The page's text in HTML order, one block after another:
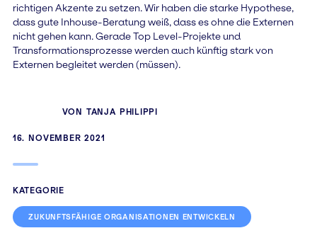
VON TANJA PHILIPPI
16. NOVEMBER 2021
KATEGORIE
ZUKUNFTSFÄHIGE ORGANISATIONEN ENTWICKELN
richtigen Akzente zu setzen. Wir haben die starke Hypothese,
dass gute Inhouse-Beratung weiß, dass es ohne die Externen
nicht gehen kann. Gerade Top Level-Projekte und
Transformationsprozesse werden auch künftig stark von
Externen begleitet werden (müssen).